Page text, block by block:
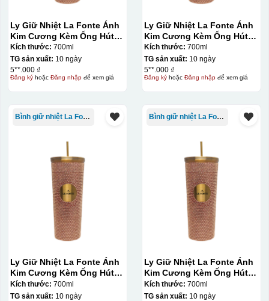
Ly Giữ Nhiệt La Fonte Ánh
Kim Cương Kèm Ống Hút-
700 ml-014687-GOL
Kích thước: 700ml
TG sản xuất: 10 ngày
5**.000 ₫
Đăng kýhoặc Đăng nhậpđể xem giá
Ly Giữ Nhiệt La Fonte Ánh
Kim Cương Kèm Ống Hút-
700 ml-014687-GOL
Kích thước: 700ml
TG sản xuất: 10 ngày
5**.000 ₫
Đăng kýhoặc Đăng nhậpđể xem giá
Bình giữ nhiệt La Fonte
Ly Giữ Nhiệt La Fonte Ánh
Kim Cương Kèm Ống Hút-
700 ml-014687-GOL
Kích thước: 700ml
TG sản xuất: 10 ngày
Bình giữ nhiệt La Fonte
Ly Giữ Nhiệt La Fonte Ánh
Kim Cương Kèm Ống Hút-
700 ml-014687-GOL
Kích thước: 700ml
TG sản xuất: 10 ngày